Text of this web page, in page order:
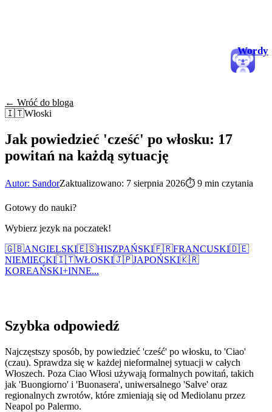
Wordy
← Wróć do bloga
🇮🇹Włoski
Jak powiedzieć 'cześć' po włosku: 17
powitań na każdą sytuację
Autor: SandorZaktualizowano: 7 sierpnia 2026⏱ 9 min czytania
Gotowy do nauki?
Wybierz jezyk na poczatek!
🇬🇧ANGIELSKI🇪🇸HISZPAŃSKI🇫🇷FRANCUSKI🇩🇪
NIEMIECKI🇮🇹WŁOSKI🇯🇵JAPOŃSKI🇰🇷
KOREAŃSKI+INNE...
Szybka odpowiedź
Najczęstszy sposób, by powiedzieć 'cześć' po włosku, to 'Ciao'
(czau). Sprawdza się w każdej nieformalnej sytuacji w całych
Włoszech. Poza Ciao Włosi używają formalnych powitań, takich
jak 'Buongiorno' i 'Buonasera', uniwersalnego 'Salve' oraz
regionalnych zwrotów, które zmieniają się od Mediolanu przez
Neapol po Palermo.